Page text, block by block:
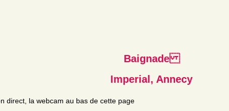
Baignade
Imperial, Annecy
direct, la webcam au bas de cette page